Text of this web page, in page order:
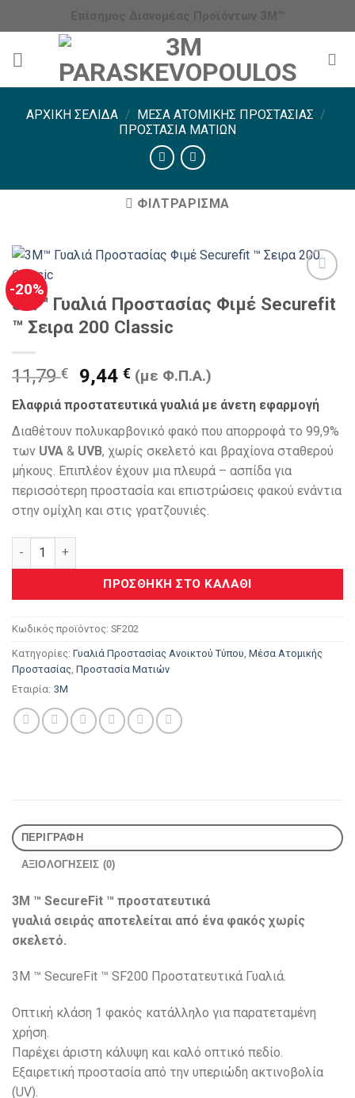
στο
περιεχόμενο
ΑΡΧΙΚΉ ΣΕΛΊΔΑ / ΜΈΣΑ ΑΤΟΜΙΚΉΣ ΠΡΟΣΤΑΣΊΑΣ /
ΠΡΟΣΤΑΣΊΑ ΜΑΤΙΏΝ
ΦΙΛΤΡΆΡΙΣΜΑ
-20%
3Μ™ Γυαλιά Προστασίας Φιμέ Securefit
™ Σειρα 200 Classic
11,79€
Original
was:
11,79 €.
9,44€Η
τρέχουσα
τιμή
είναι:
9,44 €.
(με Φ.Π.Α.)
Ελαφριά προστατευτικά γυαλιά με άνετη εφαρμογή
Διαθέτουν πολυκαρβονικό φακό που απορροφά το 99,9%
των UVA & UVB, χωρίς σκελετό και βραχίονα σταθερού
μήκους. Επιπλέον έχουν μια πλευρά – ασπίδα για
περισσότερη προστασία και επιστρώσεις φακού ενάντια
στην ομίχλη και στις γρατζουνιές.
3Μ™ Γυαλιά Προστασίας Φιμέ Securefit ™ Σειρα 200 Classic
ΠΡΟΣΘΉΚΗ ΣΤΟ ΚΑΛΆΘΙ
Κωδικός προϊόντος: SF202
Κατηγορίες: Γυαλιά Προστασίας Ανοικτού Τύπου Μέσα Ατομικής
Προστασίας Προστασία Ματιών
Εταιρία: 3M
ΠΕΡΙΓΡΑΦΉ
ΑΞΙΟΛΟΓΉΣΕΙΣ (0)
3M ™ SecureFit ™ προστατευτικά
γυαλιά σειράς αποτελείται από ένα φακός χωρίς
σκελετό.
3M ™ SecureFit ™ SF200 Προστατευτικά Γυαλιά.
Οπτική κλάση 1 φακός κατάλληλο για παρατεταμένη
χρήση.
Παρέχει άριστη κάλυψη και καλό οπτικό πεδίο.
Εξαιρετική προστασία από την υπεριώδη ακτινοβολία
(UV).